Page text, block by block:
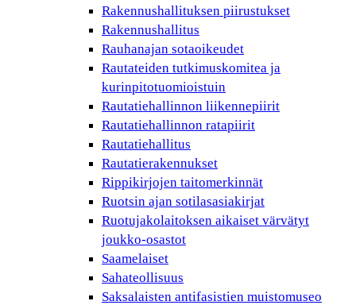
Rakennushallituksen piirustukset
Rakennushallitus
Rauhanajan sotaoikeudet
Rautateiden tutkimuskomitea ja
kurinpitotuomioistuin
Rautatiehallinnon liikennepiirit
Rautatiehallinnon ratapiirit
Rautatiehallitus
Rautatierakennukset
Rippikirjojen taitomerkinnät
Ruotsin ajan sotilasasiakirjat
Ruotujakolaitoksen aikaiset värvätyt
joukko-osastot
Saamelaiset
Sahateollisuus
Saksalaisten antifasistien muistomuseo